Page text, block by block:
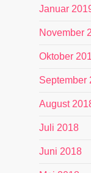
Januar
November
Oktober
September
August
Juli 2018
Juni 2018